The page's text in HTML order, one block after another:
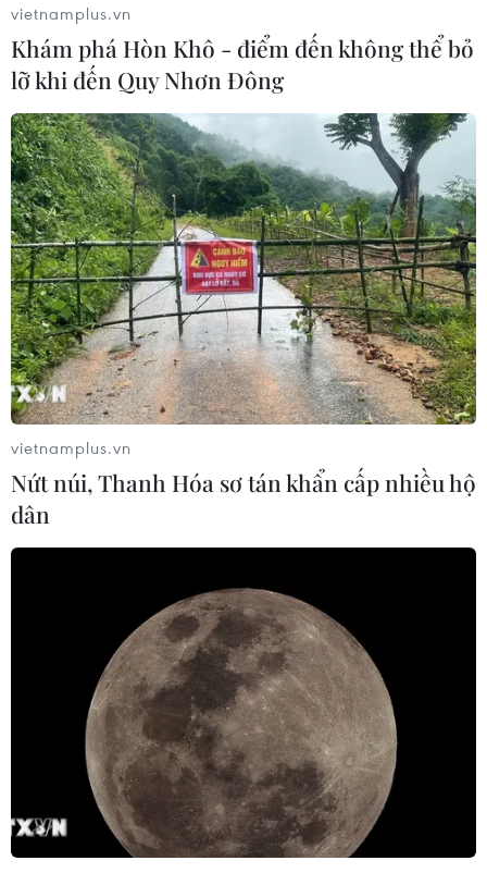
Mỹ có đang chuẩn bị một
chiến lược mới nhằm vào Iran?
07/08/2026 10:08
Mỹ can thiệp khẩn cấp, ngăn
Israel mở rộng đòn trừng phạt
Hezbollah
07/08/2026 02:31
vietnamplus.vn
Khám phá Hòn Khô - điểm đến không thể bỏ
lỡ khi đến Quy Nhơn Đông
vietnamplus.vn
Nứt núi, Thanh Hóa sơ tán khẩn cấp nhiều hộ
dân